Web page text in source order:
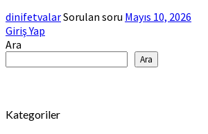
dinifetvalarSorulan soru Mayıs 10, 2026
Giriş Yap
Ara
Ara
Kategoriler